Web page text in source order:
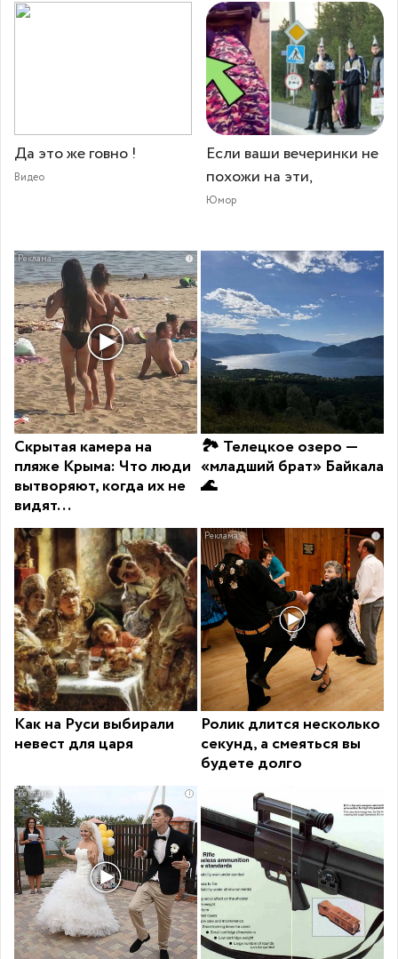
Да это же говно !
Видео
Если ваши вечеринки не
похожи на эти,
Юмор
i
Скрытая камера на
пляже Крыма: Что люди
вытворяют, когда их не
видят...
🏞 Телецкое озеро —
«младший брат» Байкала
🌊
Как на Руси выбирали
невест для царя
i
Ролик длится несколько
секунд, а смеяться вы
будете долго
i